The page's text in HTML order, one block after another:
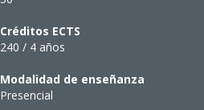
Créditos ECTS
240 / 4 años
Modalidad de enseñanza
Presencial